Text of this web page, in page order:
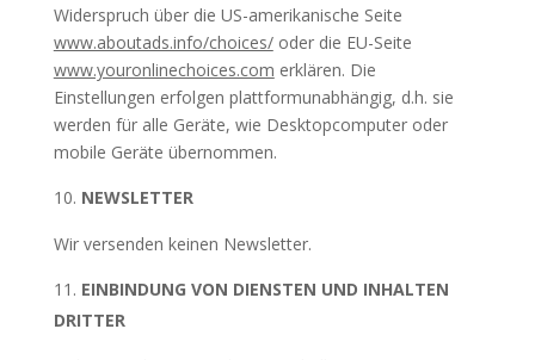
Widerspruch über die US-amerikanische Seite
www.aboutads.info/choices/oder die EU-Seite
www.youronlinechoices.com erklären. Die
Einstellungen erfolgen plattformunabhängig, d.h. sie
werden für alle Geräte, wie Desktopcomputer oder
mobile Geräte übernommen.
NEWSLETTER
Wir versenden keinen Newsletter.
EINBINDUNG VON DIENSTEN UND INHALTEN
DRITTER